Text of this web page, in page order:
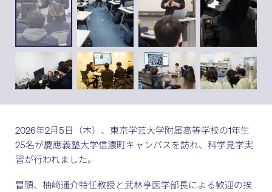
2026年2月5日（木）、東京学芸大学附属高等学校の1年生
25名が慶應義塾大学信濃町キャンパスを訪れ、科学見学実
習が行われました。
冒頭、柚﨑通介特任教授と武林亨医学部長による歓迎の挨